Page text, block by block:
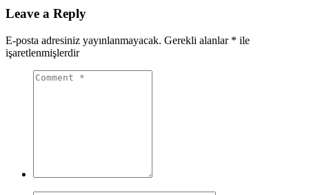
Leave a Reply
E-posta adresiniz yayınlanmayacak. Gerekli alanlar * ile
işaretlenmişlerdir